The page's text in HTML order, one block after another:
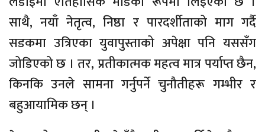
साथै, नयाँ नेतृत्व, निष्ठा र पारदर्शीताको माग गर्दै
सडकमा उत्रिएका युवापुस्ताको अपेक्षा पनि यससँग
जोडिएको छ । तर, प्रतीकात्मक महत्व मात्र पर्याप्त छैन,
किनकि उनले सामना गर्नुपर्ने चुनौतीहरू गम्भीर र
बहुआयामिक छन् ।